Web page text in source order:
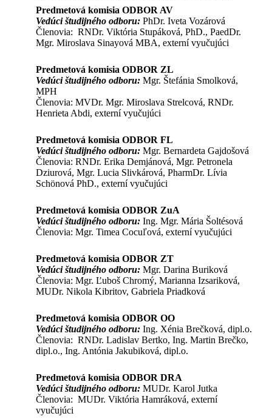
Predmetová komisia ODBOR AV
Vedúci študijného odboru: PhDr. Iveta Vozárová
Členovia: RNDr. Viktória Stupáková, PhD., PaedDr.
Mgr. Miroslava Sinayová MBA, externí vyučujúci
Predmetová komisia ODBOR ZL
Vedúci študijného odboru: Mgr. Štefánia Smolková,
MPH
Členovia: MVDr. Mgr. Miroslava Strelcová, RNDr.
Henrieta Abdi, externí vyučujúci
Predmetová komisia ODBOR FL
Vedúci študijného odboru: Mgr. Bernardeta Gajdošová
Členovia: RNDr. Erika Demjánová, Mgr. Petronela
Dziurová, Mgr. Lucia Slivkárová, PharmDr. Lívia
Schönová PhD., externí vyučujúci
Predmetová komisia ODBOR ZuA
Vedúci študijného odboru: Ing. Mgr. Mária Šoltésová
Členovia: Mgr. Timea Cocuľová, externí vyučujúci
Predmetová komisia ODBOR ZT
Vedúci študijného odboru: Mgr. Darina Buriková
Členovia: Mgr. Ľuboš Chromý, Marianna Izsariková,
MUDr. Nikola Kibritov, Gabriela Priadková
Predmetová komisia ODBOR OO
Vedúci študijného odboru: Ing. Xénia Brečková, dipl.o.
Členovia: RNDr. Ladislav Bertko, Ing. Martin Brečko,
dipl.o., Ing. Antónia Jakubiková, dipl.o.
Predmetová komisia ODBOR DRA
Vedúci študijného odboru: MUDr. Karol Jutka
Členovia: MUDr. Viktória Hamráková, externí
vyučujúci